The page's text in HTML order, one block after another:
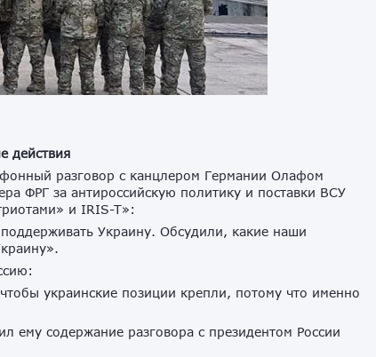
действия
разговор с канцлером Германии Олафом
ФРГ за антироссийскую политику и поставки ВСУ
и IRIS-T»:
Украину. Обсудили, какие наши
украинские позиции крепли, потому что именно
содержание разговора с президентом России